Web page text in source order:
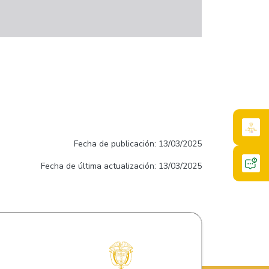
Fecha de publicación: 13/03/2025
Fecha de última actualización: 13/03/2025